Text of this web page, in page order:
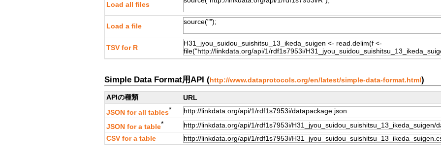
Load all files
Load a file
TSV for R
Simple Data Format用API (http://www.dataprotocols.org/en/latest/simple-data-format.html)
APIの種類
URL
JSON for all tables*
JSON for a table*
CSV for a table